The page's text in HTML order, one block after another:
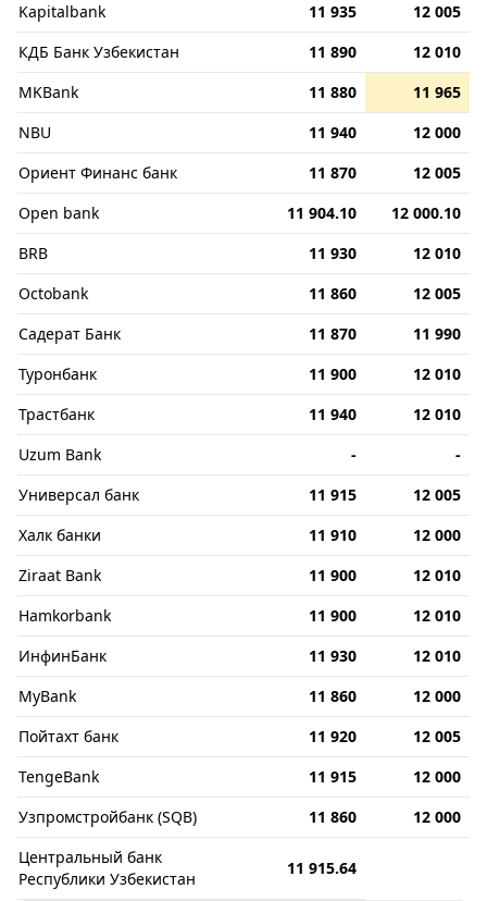
Kapitalbank
11 935
12 005
КДБ Банк Узбекистан
11 890
12 010
MKBank
11 880
11 965
NBU
11 940
12 000
Ориент Финанс банк
11 870
12 005
Open bank
11 904.10
12 000.10
BRB
11 930
12 010
Octobank
11 860
12 005
Садерат Банк
11 870
11 990
Туронбанк
11 900
12 010
Трастбанк
11 940
12 010
Uzum Bank
-
-
Универсал банк
11 915
12 005
Халк банки
11 910
12 000
Ziraat Bank
11 900
12 010
Hamkorbank
11 900
12 010
ИнфинБанк
11 930
12 010
MyBank
11 860
12 000
Пойтахт банк
11 920
12 005
TengeBank
11 915
12 000
Узпромстройбанк (SQB)
11 860
12 000
Центральный банк
Республики Узбекистан
11 915.64